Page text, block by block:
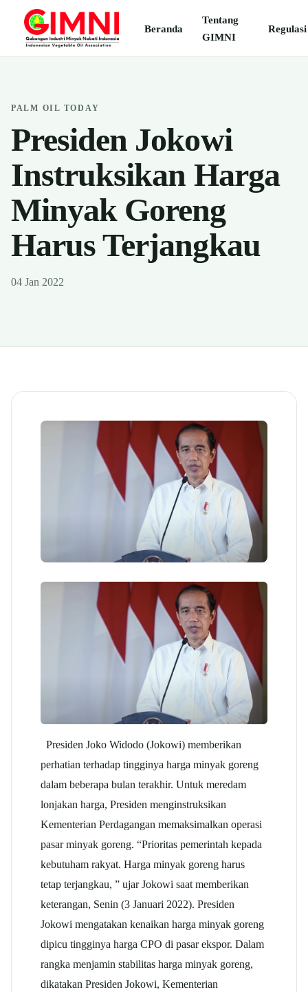
Beranda
Tentang
GIMNI
Regulasi
PALM OIL TODAY
Presiden Jokowi
Instruksikan Harga
Minyak Goreng
Harus Terjangkau
04 Jan 2022
Presiden Joko Widodo (Jokowi) memberikan
perhatian terhadap tingginya harga minyak goreng
dalam beberapa bulan terakhir. Untuk meredam
lonjakan harga, Presiden menginstruksikan
Kementerian Perdagangan memaksimalkan operasi
pasar minyak goreng. “Prioritas pemerintah kepada
kebutuham rakyat. Harga minyak goreng harus
tetap terjangkau, ” ujar Jokowi saat memberikan
keterangan, Senin (3 Januari 2022). Presiden
Jokowi mengatakan kenaikan harga minyak goreng
dipicu tingginya harga CPO di pasar ekspor. Dalam
rangka menjamin stabilitas harga minyak goreng,
dikatakan Presiden Jokowi, Kementerian